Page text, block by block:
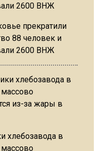
прекратили
88 человек и
2600 ВНЖ
хлебозавода в